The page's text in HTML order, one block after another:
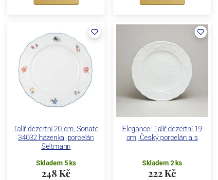
Talíř dezertní 20 cm, Sonate
34032 házenka, porcelán
Seltmann
Skladem 5 ks
248 Kč
Elegance: Talíř dezertní 19
cm, Český porcelán a.s
Skladem 2 ks
222 Kč